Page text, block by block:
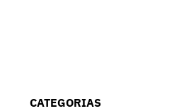
CATEGORIAS